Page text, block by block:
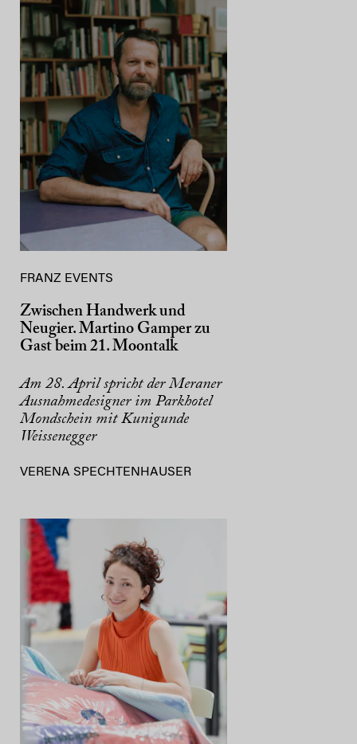
FRANZ EVENTS
Zwischen Handwerk und
Neugier. Martino Gamper zu
Gast beim 21. Moontalk
Am 28. April spricht der Meraner
Ausnahmedesigner im Parkhotel
Mondschein mit Kunigunde
Weissenegger
VERENA SPECHTENHAUSER